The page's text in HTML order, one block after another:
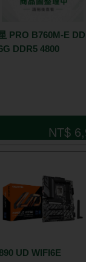
DDR5 4800
NT$
UD WIFI6E